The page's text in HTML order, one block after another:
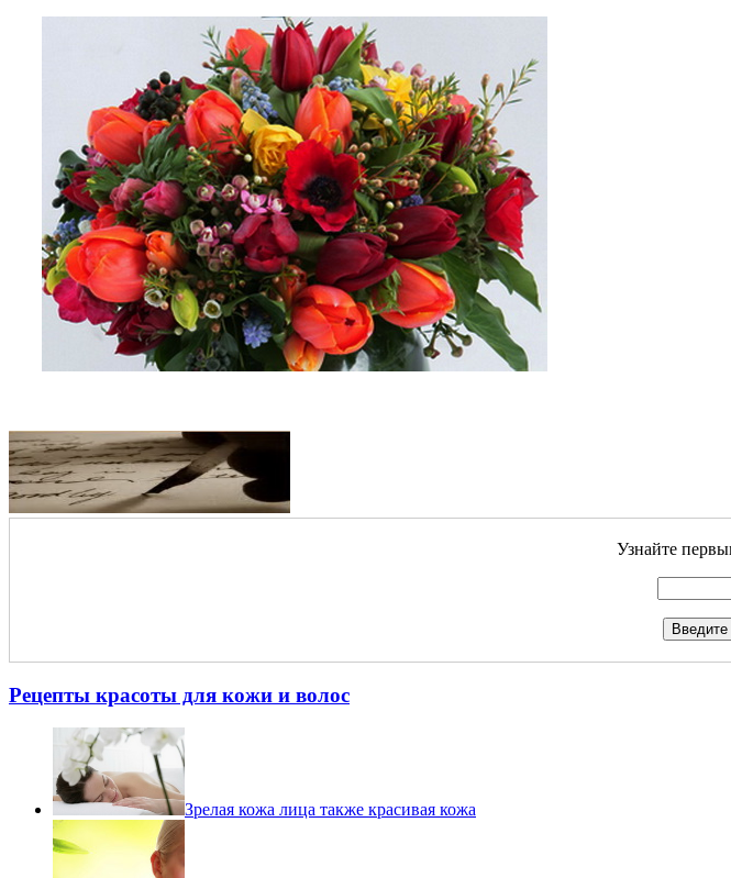
Узнайте
Рецепты красоты для кожи и волос
Зрелая кожа лица также красивая кожа